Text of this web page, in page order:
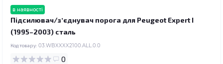
в наявності
Підсилювач/зʼєднувач порога для Peugeot Expert I
(1995–2003) сталь
Код товару: 03.WBXXXX2100.ALL.0.0
0